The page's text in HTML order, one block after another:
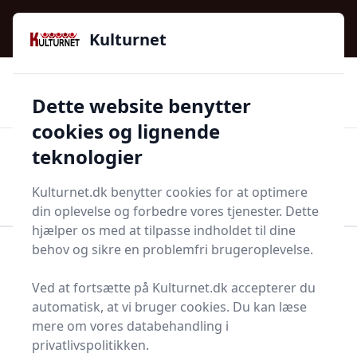
Kulturnet - Alt Det Gode I Livet | Din Kulturguide Siden
2016
97 kategorier 👍Kun godkendte butikker
Start søgning
Bolig og indretning
Fest og festoppyntning
Top 2 bedste kagepynt
Kulturnet
Dette website benytter
cookies og lignende
teknologier
Kulturnet.dk benytter cookies for at optimere
din oplevelse og forbedre vores tjenester. Dette
hjælper os med at tilpasse indholdet til dine
behov og sikre en problemfri brugeroplevelse.
Ved at fortsætte på Kulturnet.dk accepterer du
automatisk, at vi bruger cookies. Du kan læse
mere om vores databehandling i
privatlivspolitikken.